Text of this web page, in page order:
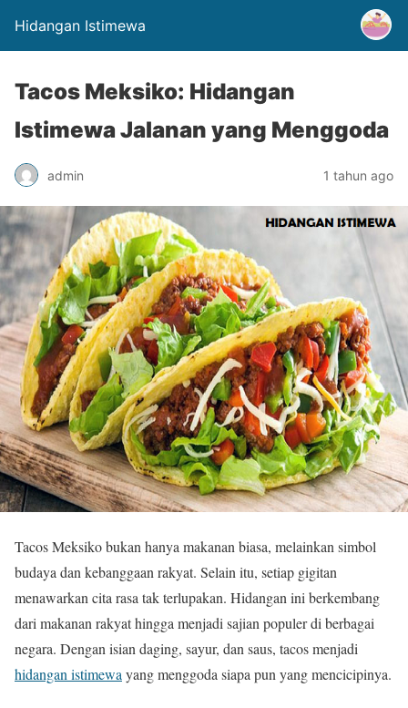
Hidangan Istimewa
Tacos Meksiko: Hidangan
Istimewa Jalanan yang Menggoda
admin 1 tahun ago
Tacos Meksiko bukan hanya makanan biasa, melainkan simbol
budaya dan kebanggaan rakyat. Selain itu, setiap gigitan
menawarkan cita rasa tak terlupakan. Hidangan ini berkembang
dari makanan rakyat hingga menjadi sajian populer di berbagai
negara. Dengan isian daging, sayur, dan saus, tacos menjadi
hidangan istimewa yang menggoda siapa pun yang mencicipinya.